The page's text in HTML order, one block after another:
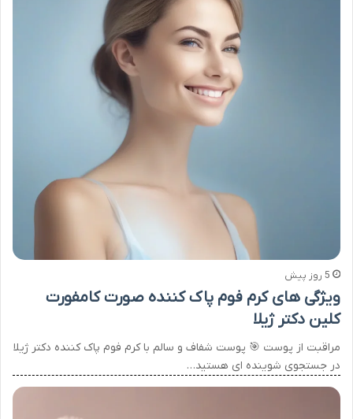
5 روز پیش
ویژگی های کرم فوم پاک کننده صورت کامفورت
کلین دکتر ژیلا
مراقبت از پوست 🎯 پوست شفاف و سالم با کرم فوم پاک کننده دکتر ژیلا
در جستجوی شوینده ای هستید…